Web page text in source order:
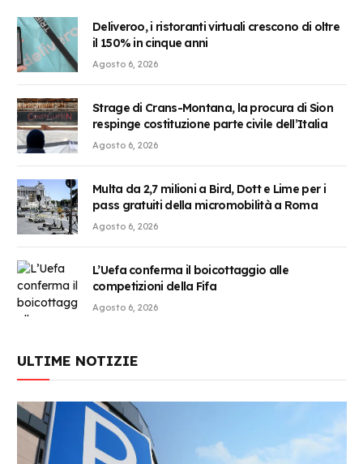
Deliveroo, i ristoranti virtuali crescono di oltre
il 150% in cinque anni
Agosto 6, 2026
Strage di Crans-Montana, la procura di Sion
respinge costituzione parte civile dell’Italia
Agosto 6, 2026
Multa da 2,7 milioni a Bird, Dott e Lime per i
pass gratuiti della micromobilità a Roma
Agosto 6, 2026
L’Uefa conferma il boicottaggio alle
competizioni della Fifa
Agosto 6, 2026
ULTIME NOTIZIE